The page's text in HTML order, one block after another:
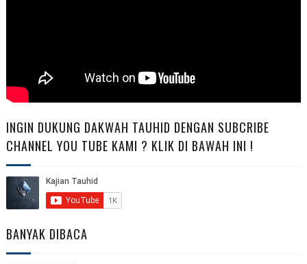
INGIN DUKUNG DAKWAH TAUHID DENGAN SUBCRIBE
CHANNEL YOU TUBE KAMI ? KLIK DI BAWAH INI !
BANYAK DIBACA